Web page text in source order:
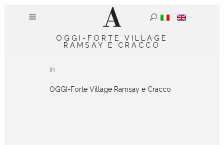
OGGI-FORTE VILLAGE
RAMSAY E CRACCO
In
OGGI-Forte Village Ramsay e Cracco